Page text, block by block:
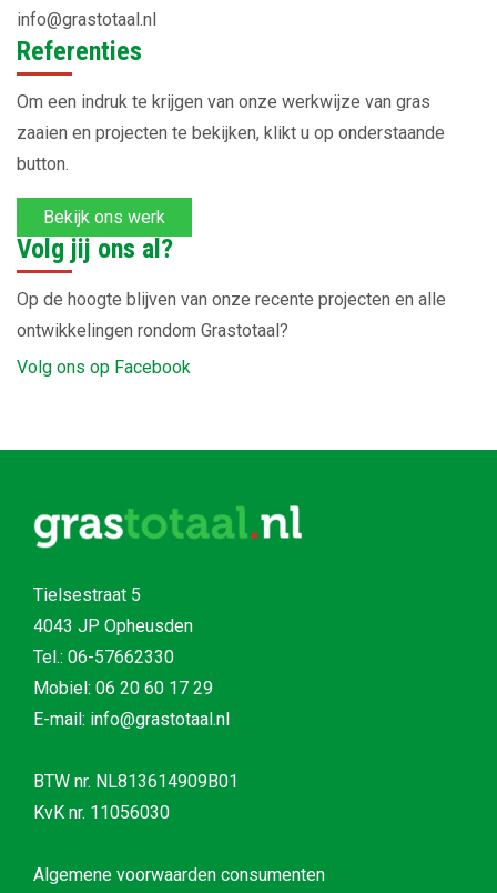
info@grastotaal.nl
Referenties
Om een indruk te krijgen van onze werkwijze van gras
zaaien en projecten te bekijken, klikt u op onderstaande
button.
Bekijk ons werk
Volg jij ons al?
Op de hoogte blijven van onze recente projecten en alle
ontwikkelingen rondom Grastotaal?
Volg ons op Facebook
Tielsestraat 5
4043 JP Opheusden
Tel.: 06-57662330
Mobiel: 06 20 60 17 29
E-mail: info@grastotaal.nl
BTW nr. NL813614909B01
KvK nr. 11056030
Algemene voorwaarden consumenten